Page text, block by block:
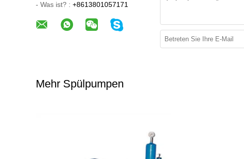
- Was ist? : +8613801057171
Mehr Spülpumpen